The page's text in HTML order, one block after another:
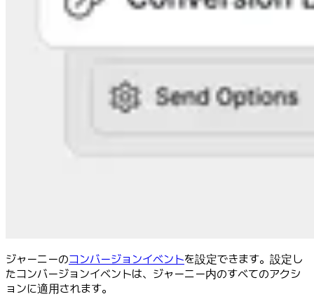
ジャーニーのコンバージョンイベントを設定できます。設定し
たコンバージョンイベントは、ジャーニー内のすべてのアクシ
ョンに適用されます。